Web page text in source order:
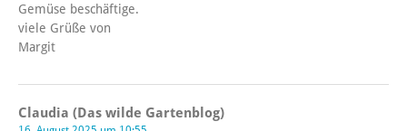
Gemüse beschäftige.
viele Grüße von
Margit
Claudia (Das wilde Gartenblog)